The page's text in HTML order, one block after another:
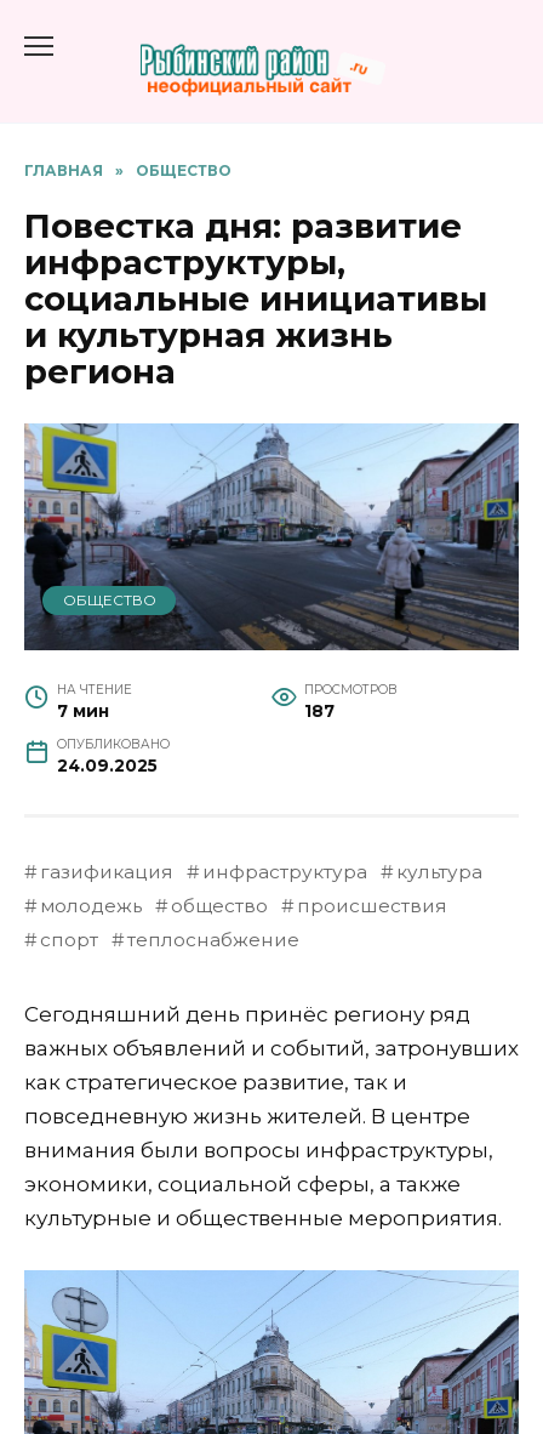
содержанию
ГЛАВНАЯ » ОБЩЕСТВО
Повестка дня: развитие
инфраструктуры,
социальные инициативы
и культурная жизнь
региона
ОБЩЕСТВО
НА ЧТЕНИЕ
7 мин
ПРОСМОТРОВ
187
ОПУБЛИКОВАНО
24.09.2025
газификация инфраструктура
культура
молодежь
общество
происшествия
спорт
теплоснабжение
Сегодняшний день принёс региону ряд
важных объявлений и событий, затронувших
как стратегическое развитие, так и
повседневную жизнь жителей. В центре
внимания были вопросы инфраструктуры,
экономики, социальной сферы, а также
культурные и общественные мероприятия.